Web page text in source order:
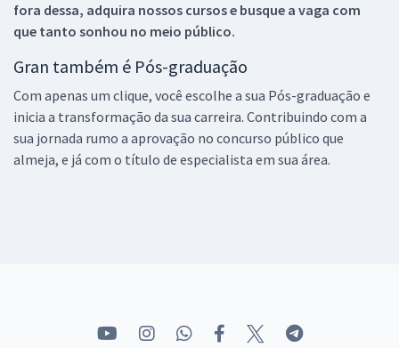
fora dessa, adquira nossos cursos e busque a vaga com
que tanto sonhou no meio público.
Gran também é Pós-graduação
Com apenas um clique, você escolhe a sua Pós-graduação e
inicia a transformação da sua carreira. Contribuindo com a
sua jornada rumo a aprovação no concurso público que
almeja, e já com o título de especialista em sua área.